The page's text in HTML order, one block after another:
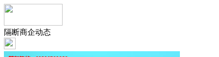
隔断商企动态